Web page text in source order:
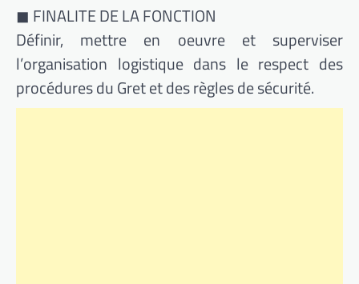
◼ FINALITE DE LA FONCTION
Définir, mettre en oeuvre et superviser
l’organisation logistique dans le respect des
procédures du Gret et des règles de sécurité.